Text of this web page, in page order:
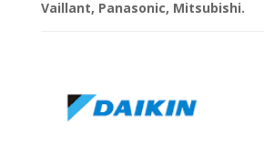
Vaillant, Panasonic, Mitsubishi.